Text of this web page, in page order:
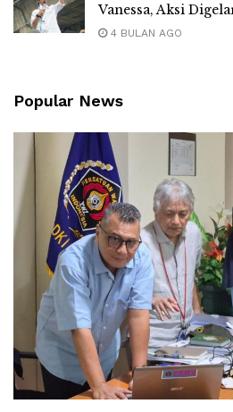
Vanessa, Aksi
4 BULAN AGO
Popular News